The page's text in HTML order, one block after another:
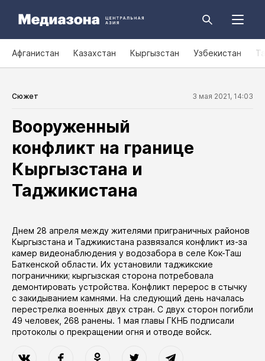
Афганистан Казахстан Кыргызстан Узбекистан
Сюжет 3 мая 2021, 14:03
Вооруженный
конфликт на границе
Кыргызстана и
Таджикистана
Днем 28 апреля между жителями приграничных районов
Кыргызстана и Таджикистана развязался конфликт из-за
камер видеонаблюдения у водозабора в селе Кок-Таш
Баткенской области. Их установили таджикские
пограничники; кыргызская сторона потребовала
демонтировать устройства. Конфликт перерос в стычку
с закидыванием камнями. На следующий день началась
перестрелка военных двух стран. С двух сторон погибли
49 человек, 268 ранены. 1 мая главы ГКНБ подписали
протоколы о прекращении огня и отводе войск.